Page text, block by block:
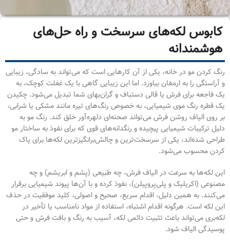
کابوس لکه‌های سرسخت و راه حل‌های
هوشمندانه
رنگ کردن مو در خانه، یکی از آن کارهایی است که می‌تواند به سادگی، زیبایی
و آراستگی را به ارمغان بیاورد. اما این زیبایی گاهی با یک غفلت کوچک، به
یک فاجعه برای فرش یا قالی دستباف و گران‌بهای شما تبدیل می‌شود. چکیدن
یک قطره رنگ موی شیمیایی، به خصوص رنگ‌های تیره مانند مشکی یا شرابی،
بر روی الیاف روشن فرش می‌تواند صحنه‌ای دلهره‌آور خلق کند. رنگ مو به
دلیل ترکیبات شیمیایی پیچیده و رنگدانه‌های قوی که برای نفوذ به ساختار مو
طراحی شده‌اند، یکی از سرسخت‌ترین و چالش‌برانگیزترین لکه‌ها برای پاک
کردن محسوب می‌شود.
این لکه‌ها به سرعت در الیاف فرش، چه طبیعی (پشم و ابریشم) و چه
مصنوعی (اکریلیک و پلی‌پروپیلن)، نفوذ کرده و با آن‌ها پیوند شیمیایی برقرار
می‌کنند. به همین دلیل، اقدام سریع، صحیح و اصولی، کلید موفقیت در حذف
این لکه است. هرگونه اقدام اشتباه، استفاده از مواد نامناسب یا تأخیر در
لکه‌بری می‌تواند باعث تثبیت دائمی لکه، آسیب به رنگ و بافت فرش و حتی
پوسیدگی الیاف شود.